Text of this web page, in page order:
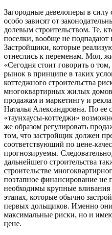
Загородные девелоперы в силу
особо зависят от
долевым строительством. Те,
поселки, вообще не подпадают
Застройщики, которые
отнеслись к переменам. Мол,
«Сегодня стоит говорить о
рынок в принципе в таких
коттеджного строительства
многоквартирных жилых
продажам и маркетингу и
Наталья Александровна. По ее
«таунхаусы-коттеджи»
же образом регулировать
том, что застройщик должен
соответствующий по цене-
прогнозируемы.
дальнейшего строительства
строительстве
поэтапное финансирование не
необходимы крупные
этапах, которые обычно
первых дольщиков. Именно
максимальные риски, но и
цене.